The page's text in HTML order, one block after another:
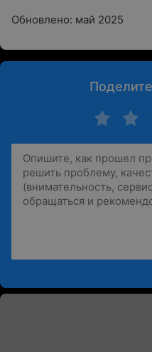
Обновлено: май 2025